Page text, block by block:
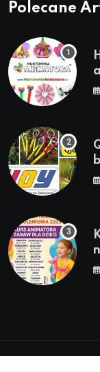
Polecane